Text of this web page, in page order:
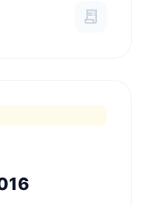
receipt_long